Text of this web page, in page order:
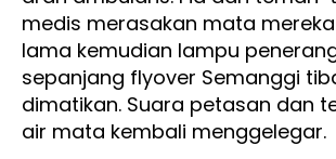
medis merasakan mata
lama kemudian lampu
sepanjang flyover Semanggi
dimatikan. Suara petasan dan
air mata kembali menggelegar.